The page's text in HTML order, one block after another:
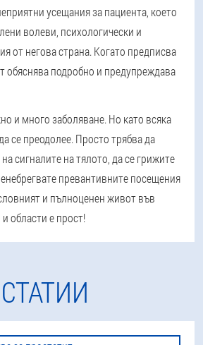
усещания за пациента, което
волеви, психологически и
от негова страна. Когато предписва
обяснява подробно и предупреждава
и много заболяване. Но като всяка
се преодолее. Просто трябва да
сигналите на тялото, да се грижите
превантивните посещения
и пълноценен живот във
области е прост!
СТАТИИ